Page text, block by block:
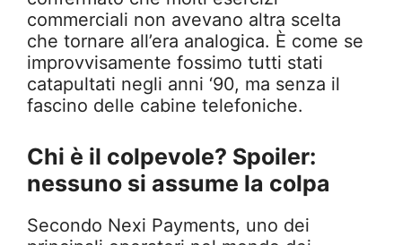
commerciali non avevano altra scelta
che tornare all’era analogica. È come se
improvvisamente fossimo tutti stati
catapultati negli anni ‘90, ma senza il
fascino delle cabine telefoniche.
Chi è il colpevole? Spoiler:
nessuno si assume la colpa
Secondo Nexi Payments, uno dei